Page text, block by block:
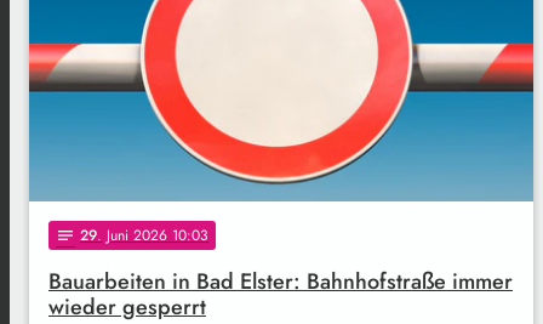
notes 29. Juni 2026 10:03
Bauarbeiten in Bad Elster: Bahnhofstraße immer
wieder gesperrt